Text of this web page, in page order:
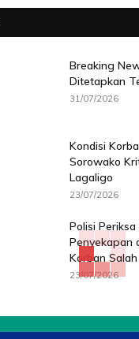
Breaking
Ditetapkan
31/07/2026
Kondisi
Sorowako
Lagaligo
23/07/2026
Polisi
Penyekapan
Korban
23/07/2026